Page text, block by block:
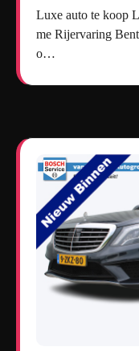
Luxe auto te koop Luxe Auto’s te Koop: Ervaar de Ultie
me Rijervaring
o…